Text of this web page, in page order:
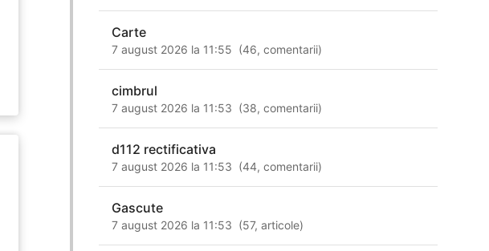
Carte
7 august 2026 la 11:55 (46,comentarii)
cimbrul
7 august 2026 la 11:53 (38,comentarii)
d112 rectificativa
7 august 2026 la 11:53 (44,comentarii)
Gascute
7 august 2026 la 11:53 (57,articole)